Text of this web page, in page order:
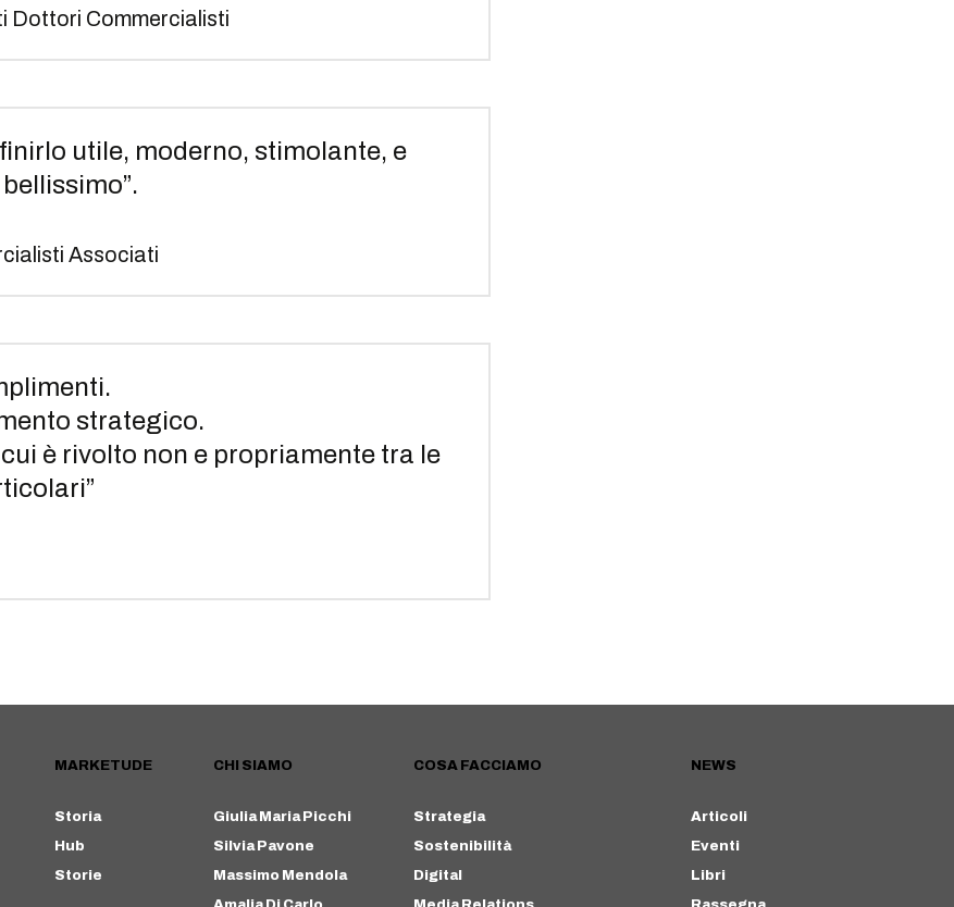
Dottori Commercialisti
utile, moderno, stimolante, e
Associati
strategico.
è rivolto non e propriamente tra le
MARKETUDE
Storia
Hub
Storie
CHI SIAMO
Giulia Maria Picchi
Silvia Pavone
Massimo Mendola
COSA FACCIAMO
Strategia
Sostenibilità
Digital
NEWS
Articoli
Eventi
Libri